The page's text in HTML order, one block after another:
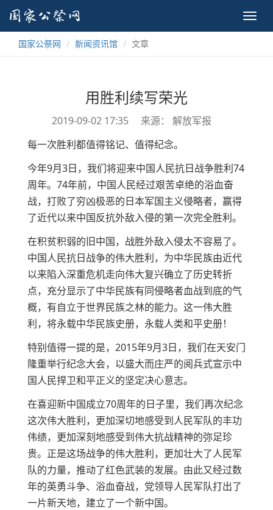
国家公祭网
新闻资讯馆 文章
用胜利续写荣光
2019-09-02 17:35
来源： 解放军报
每一次胜利都值得铭记、值得纪念。
今年9月3日，我们将迎来中国人民抗日战争胜利74
周年。74年前，中国人民经过艰苦卓绝的浴血奋
战，打败了穷凶极恶的日本军国主义侵略者，赢得
了近代以来中国反抗外敌入侵的第一次完全胜利。
在积贫积弱的旧中国，战胜外敌入侵太不容易了。
中国人民抗日战争的伟大胜利，为中华民族由近代
以来陷入深重危机走向伟大复兴确立了历史转折
点，充分显示了中华民族有同侵略者血战到底的气
概，有自立于世界民族之林的能力。这一伟大胜
利，将永载中华民族史册，永载人类和平史册！
特别值得一提的是，2015年9月3日，我们在天安门
隆重举行纪念大会，以盛大而庄严的阅兵式宣示中
国人民捍卫和平正义的坚定决心意志。
在喜迎新中国成立70周年的日子里，我们再次纪念
这次伟大胜利，更加深切地感受到人民军队的丰功
伟绩，更加深刻地感受到伟大抗战精神的弥足珍
贵。正是这场战争的伟大胜利，更加壮大了人民军
队的力量，推动了红色武装的发展。由此又经过数
年的英勇斗争、浴血奋战，党领导人民军队打出了
一片新天地，建立了一个新中国。